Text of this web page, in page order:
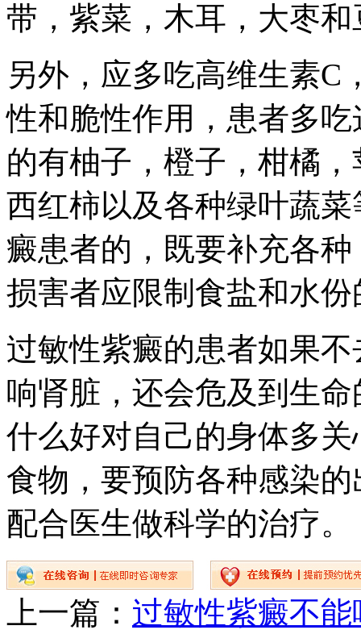
带，紫菜，木耳，大枣
另外，应多吃高维生素C
性和脆性作用，患者多
的有柚子，橙子，柑橘
西红柿以及各种绿叶蔬
癜患者的，既要补充各
损害者应限制食盐和水
过敏性紫癜的患者如果
响肾脏，还会危及到生
什么好对自己的身体多
食物，要预防各种感染
配合医生做科学的治疗。
上一篇： 过敏性紫癜不能